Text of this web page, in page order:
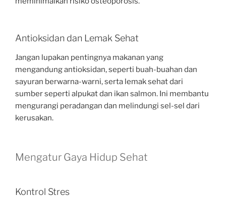
Antioksidan dan Lemak Sehat
Jangan lupakan pentingnya makanan yang
mengandung antioksidan, seperti buah-buahan dan
sayuran berwarna-warni, serta lemak sehat dari
sumber seperti alpukat dan ikan salmon. Ini membantu
mengurangi peradangan dan melindungi sel-sel dari
kerusakan.
Mengatur Gaya Hidup Sehat
Kontrol Stres